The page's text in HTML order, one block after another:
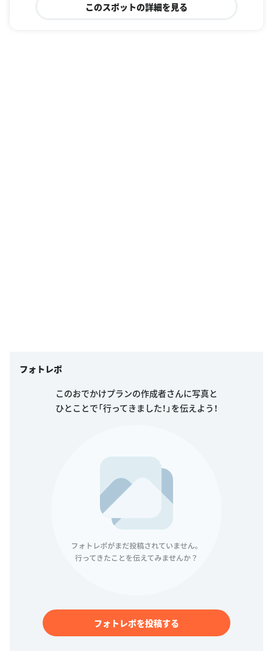
このスポットの詳細を見る
フォトレポ
このおでかけプランの作成者さんに写真と
ひとことで「行ってきました！」を伝えよう！
フォトレポを投稿する